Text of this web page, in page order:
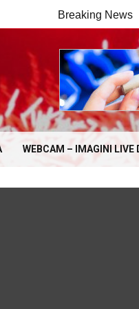
Breaking News
Ce filme noi vedem la
WEBCAM – IMAGINI LIVE